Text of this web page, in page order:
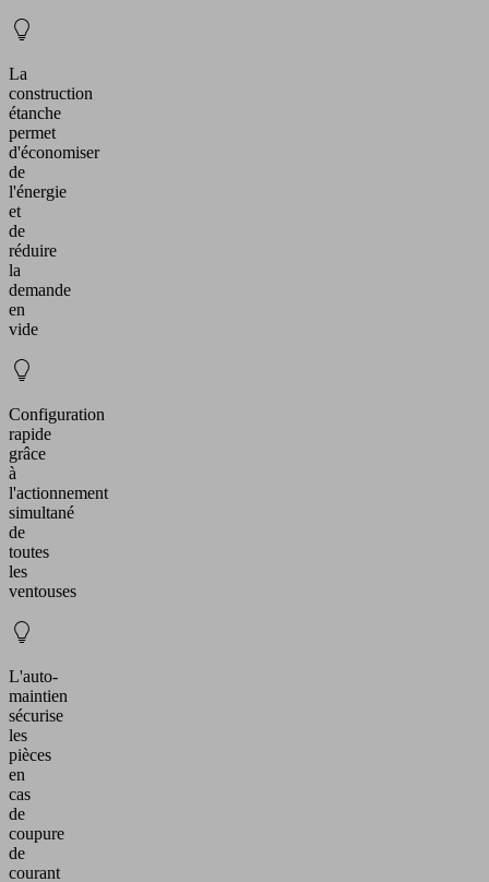
La
construction
étanche
permet
d'économiser
de
l'énergie
et
de
réduire
la
demande
en
vide
Configuration
rapide
grâce
à
l'actionnement
simultané
de
toutes
les
ventouses
L'auto-
maintien
sécurise
les
pièces
en
cas
de
coupure
de
courant